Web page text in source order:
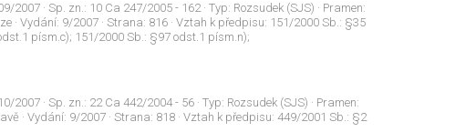
2007· Sp. zn.: 10 Ca 247/2005 - 162· Typ: Rozsudek (SJS) · Pramen:
· Vydání: 9/2007· Strana: 816· Vztah k předpisu: 151/2000 Sb.: §35
písm.c); 151/2000 Sb.: §97 odst.1 písm.n);
2007· Sp. zn.: 22 Ca 442/2004 - 56· Typ: Rozsudek (SJS) · Pramen:
· Vydání: 9/2007· Strana: 818· Vztah k předpisu: 449/2001 Sb.: §2